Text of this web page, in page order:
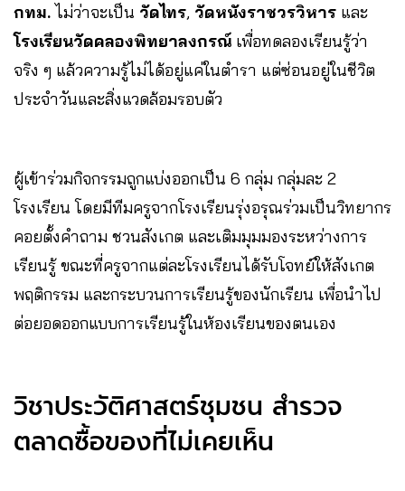
กทม. ไม่ว่าจะเป็น วัดไทร, วัดหนังราชวรวิหาร และ
โรงเรียนวัดคลองพิทยาลงกรณ์ เพื่อทดลองเรียนรู้ว่า
จริง ๆ แล้วความรู้ไม่ได้อยู่แค่ในตำรา แต่ซ่อนอยู่ในชีวิต
ประจำวันและสิ่งแวดล้อมรอบตัว
ผู้เข้าร่วมกิจกรรมถูกแบ่งออกเป็น 6 กลุ่ม กลุ่มละ 2
โรงเรียน โดยมีทีมครูจากโรงเรียนรุ่งอรุณร่วมเป็นวิทยากร
คอยตั้งคำถาม ชวนสังเกต และเติมมุมมองระหว่างการ
เรียนรู้ ขณะที่ครูจากแต่ละโรงเรียนได้รับโจทย์ให้สังเกต
พฤติกรรม และกระบวนการเรียนรู้ของนักเรียน เพื่อนำไป
ต่อยอดออกแบบการเรียนรู้ในห้องเรียนของตนเอง
วิชาประวัติศาสตร์ชุมชน สำรวจ
ตลาดซื้อของที่ไม่เคยเห็น